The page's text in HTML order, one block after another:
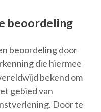
beoordeling
beoordeling door
die hiermee
bekend om
gebied van
Door te